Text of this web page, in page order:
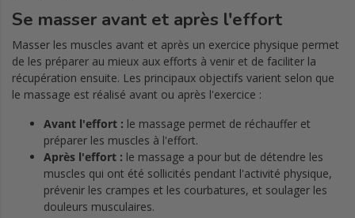
Se masser avant et après l'effort
Masser les muscles avant et après un exercice physique permet
de les préparer au mieux aux efforts à venir et de faciliter la
récupération ensuite. Les principaux objectifs varient selon que
le massage est réalisé avant ou après l'exercice :
Avant l'effort : le massage permet de réchauffer et
préparer les muscles à l'effort.
Après l'effort : le massage a pour but de détendre les
muscles qui ont été sollicités pendant l'activité physique,
prévenir les crampes et les courbatures, et soulager les
douleurs musculaires.